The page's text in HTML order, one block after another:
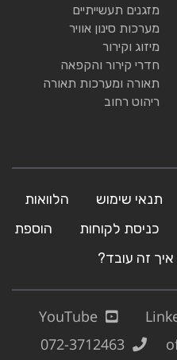
מזגנים תעשייתיים
מערכות סינון אוויר
מיזוג וקירור
חדרי קירור והקפאה
תאורה ומערכות תאורה
ריהוט רחוב
תנאי שימוש
הלוואות
כניסת לקוחות
הוספת
איך זה עובד?